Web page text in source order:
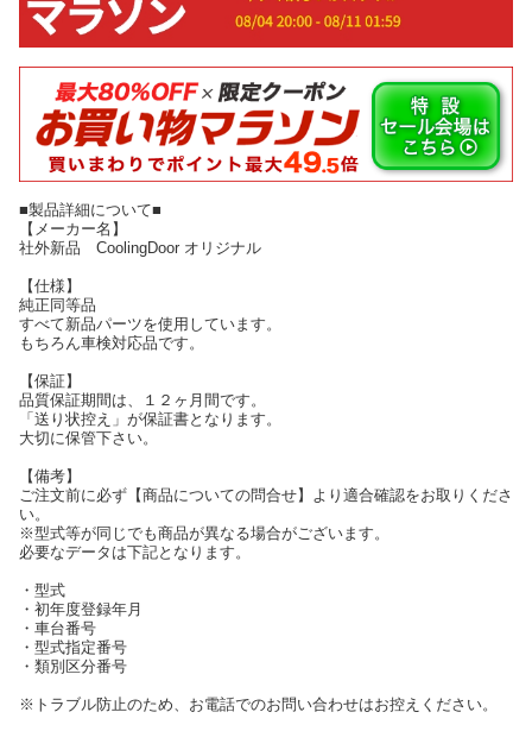
■製品詳細について■
【メーカー名】
社外新品 CoolingDoor オリジナル
【仕様】
純正同等品
すべて新品パーツを使用しています。
もちろん車検対応品です。
【保証】
品質保証期間は、１２ヶ月間です。
「送り状控え」が保証書となります。
大切に保管下さい。
【備考】
ご注文前に必ず【商品についての問合せ】より適合確認をお取りくださ
い。
※型式等が同じでも商品が異なる場合がございます。
必要なデータは下記となります。
・型式
・初年度登録年月
・車台番号
・型式指定番号
・類別区分番号
※トラブル防止のため、お電話でのお問い合わせはお控えください。